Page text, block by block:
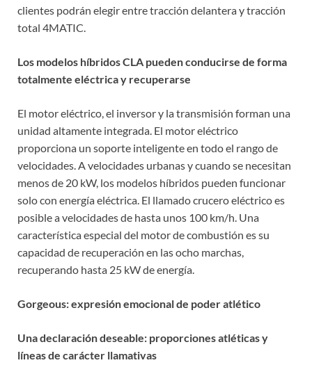
clientes podrán elegir entre tracción delantera y tracción
total 4MATIC.
Los modelos híbridos CLA pueden conducirse de forma
totalmente eléctrica y recuperarse
El motor eléctrico, el inversor y la transmisión forman una
unidad altamente integrada. El motor eléctrico
proporciona un soporte inteligente en todo el rango de
velocidades. A velocidades urbanas y cuando se necesitan
menos de 20 kW, los modelos híbridos pueden funcionar
solo con energía eléctrica. El llamado crucero eléctrico es
posible a velocidades de hasta unos 100 km/h. Una
característica especial del motor de combustión es su
capacidad de recuperación en las ocho marchas,
recuperando hasta 25 kW de energía.
Gorgeous: expresión emocional de poder atlético
Una declaración deseable: proporciones atléticas y
líneas de carácter llamativas